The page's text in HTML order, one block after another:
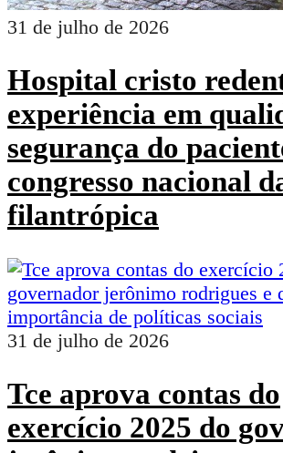
31 de julho de 2026
Hospital cristo
experiência em
segurança do
congresso nacional
filantrópica
31 de julho de 2026
Tce aprova contas do
exercício 2025 do